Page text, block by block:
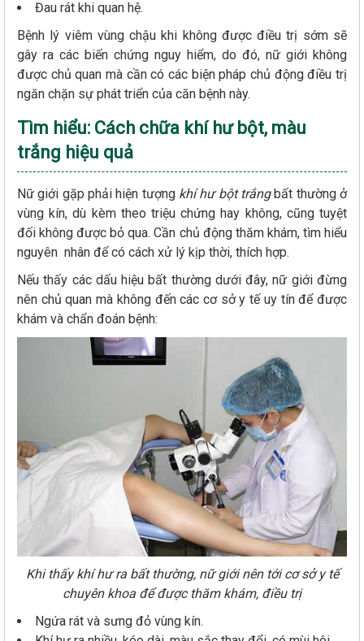
Đau rát khi quan hệ.
Bệnh lý viêm vùng chậu khi không được điều trị sớm sẽ
gây ra các biến chứng nguy hiểm, do đó, nữ giới không
được chủ quan mà cần có các biện pháp chủ động điều trị
ngăn chặn sự phát triển của căn bệnh này.
Tìm hiểu: Cách chữa khí hư bột, màu
trắng hiệu quả
Nữ giới gặp phải hiện tượng khí hư bột trắngbất thường ở
vùng kín, dù kèm theo triệu chứng hay không, cũng tuyệt
đối không được bỏ qua. Cần chủ động thăm khám, tìm hiểu
nguyên nhân để có cách xử lý kịp thời, thích hợp.
Nếu thấy các dấu hiệu bất thường dưới đây, nữ giới đừng
nên chủ quan mà không đến các cơ sở y tế uy tín để được
khám và chẩn đoán bệnh:
Khi thấy khí hư ra bất thường, nữ giới nên tới cơ sở y tế
chuyên khoa để được thăm khám, điều trị
Ngứa rát và sưng đỏ vùng kín.